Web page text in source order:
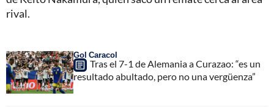
rival.
Gol Caracol
Tras el 7-1 de Alemania a Curazao: “es un
resultado abultado, pero no una vergüenza”